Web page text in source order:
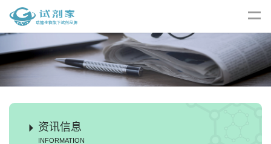
资讯信息
INFORMATION